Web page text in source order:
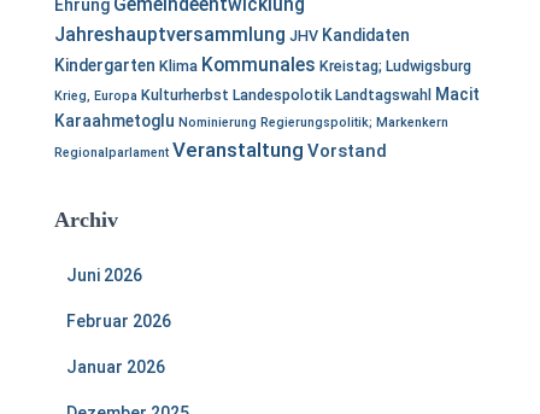
Ehrung Gemeindeentwicklung
Jahreshauptversammlung JHV Kandidaten
Kindergarten Klima Kommunales Kreistag; Ludwigsburg
Krieg, Europa Kulturherbst Landespolotik Landtagswahl Macit
Karaahmetoglu Nominierung Regierungspolitik; Markenkern
Regionalparlament Veranstaltung Vorstand
Archiv
Juni 2026
Februar 2026
Januar 2026